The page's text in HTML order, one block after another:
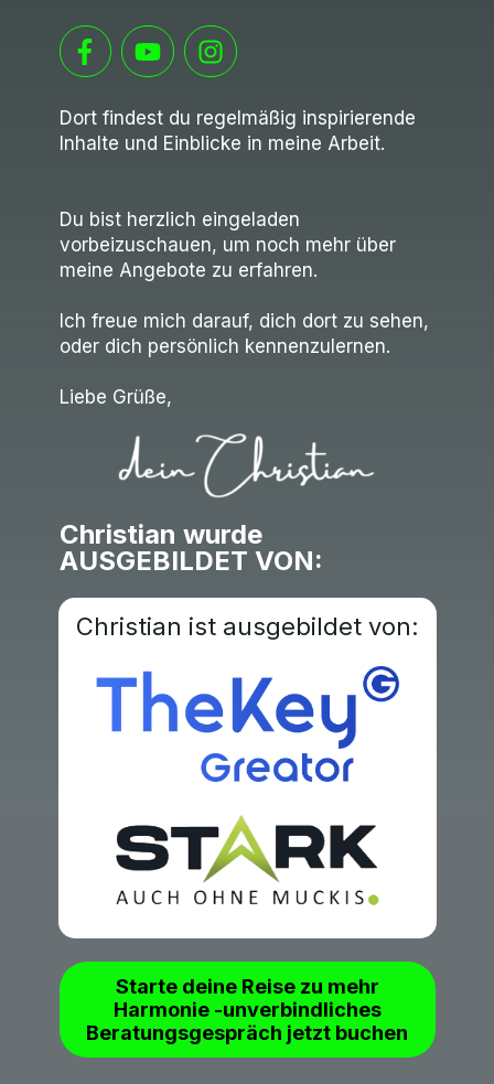
Dort findest du regelmäßig inspirierende
Inhalte und Einblicke in meine Arbeit.
Du bist herzlich eingeladen
vorbeizuschauen, um noch mehr über
meine Angebote zu erfahren.
Ich freue mich darauf, dich dort zu sehen,
oder dich persönlich kennenzulernen.
Liebe Grüße,
Christian wurde
AUSGEBILDET VON:
Christian ist ausgebildet von:
Starte deine Reise zu mehr
Harmonie -unverbindliches
Beratungsgespräch jetzt buchen